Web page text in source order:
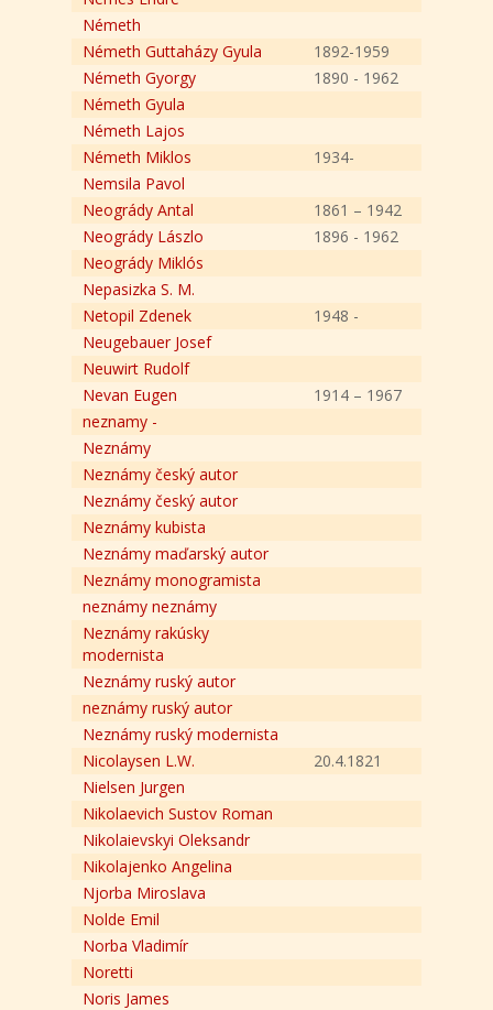
Németh
Németh Guttaházy Gyula
1892-1959
Németh Gyorgy
1890 - 1962
Németh Gyula
Németh Lajos
Németh Miklos
1934-
Nemsila Pavol
Neogrády Antal
1861 – 1942
Neogrády Lászlo
1896 - 1962
Neogrády Miklós
Nepasizka S. M.
Netopil Zdenek
1948 -
Neugebauer Josef
Neuwirt Rudolf
Nevan Eugen
1914 – 1967
neznamy -
Neznámy
Neznámy český autor
Neznámy český autor
Neznámy kubista
Neznámy maďarský autor
Neznámy monogramista
neznámy neznámy
Neznámy rakúsky
modernista
Neznámy ruský autor
neznámy ruský autor
Neznámy ruský modernista
Nicolaysen L.W.
20.4.1821
Nielsen Jurgen
Nikolaevich Sustov Roman
Nikolaievskyi Oleksandr
Nikolajenko Angelina
Njorba Miroslava
Nolde Emil
Norba Vladimír
Noretti
Noris James